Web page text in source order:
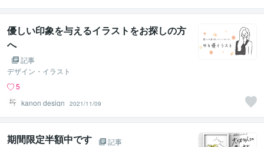
優しい印象を与えるイラストをお探しの方
へ
記事
デザイン・イラスト
5
kanon design
2021/11/09
期間限定半額中です
記事